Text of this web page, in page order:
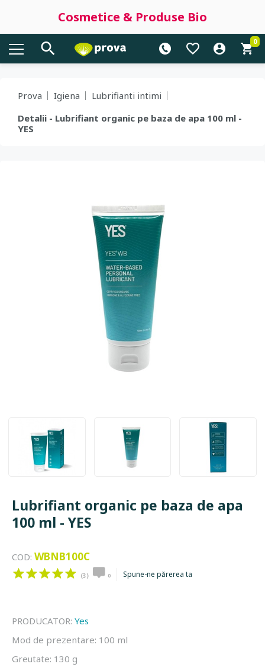
Cosmetice & Produse Bio
0
Prova Igiena
Lubrifianti intimi
Detalii - Lubrifiant organic pe baza de apa 100 ml -
YES
Lubrifiant organic pe baza de apa
100 ml - YES
COD: WBNB100C
(3) 0 Spune-ne părerea ta
PRODUCATOR: Yes
Mod de prezentare: 100 ml
Greutate: 130 g